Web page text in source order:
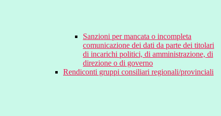
Sanzioni per mancata o incompleta
comunicazione dei dati da parte dei titolari
di incarichi politici, di amministrazione, di
direzione o di governo
Rendiconti gruppi consiliari regionali/provinciali